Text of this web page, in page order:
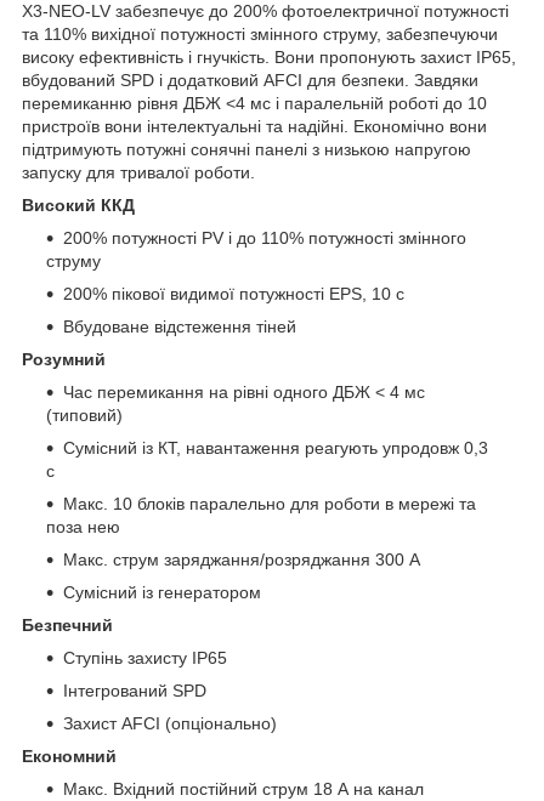
X3-NEO-LV забезпечує до 200% фотоелектричної потужності
та 110% вихідної потужності змінного струму, забезпечуючи
високу ефективність і гнучкість. Вони пропонують захист IP65,
вбудований SPD і додатковий AFCI для безпеки. Завдяки
перемиканню рівня ДБЖ <4 мс і паралельній роботі до 10
пристроїв вони інтелектуальні та надійні. Економічно вони
підтримують потужні сонячні панелі з низькою напругою
запуску для тривалої роботи.
Високий ККД
200% потужності PV і до 110% потужності змінного
струму
200% пікової видимої потужності EPS, 10 с
Вбудоване відстеження тіней
Розумний
Час перемикання на рівні одного ДБЖ < 4 мс
(типовий)
Сумісний із КТ, навантаження реагують упродовж 0,3
с
Макс. 10 блоків паралельно для роботи в мережі та
поза нею
Макс. струм заряджання/розряджання 300 А
Сумісний із генератором
Безпечний
Ступінь захисту IP65
Інтегрований SPD
Захист AFCI (опціонально)
Економний
Макс. Вхідний постійний струм 18 А на канал